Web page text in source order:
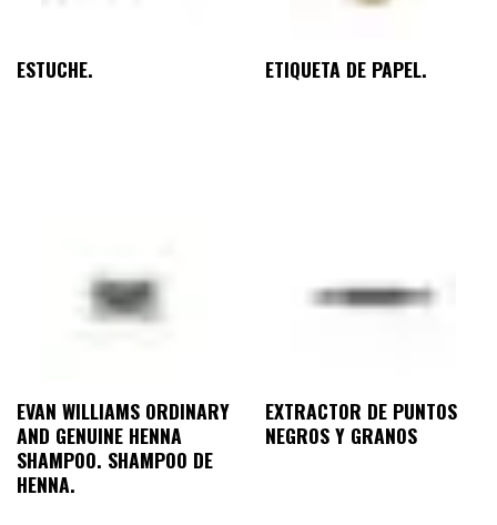
ESTUCHE. ETIQUETA DE PAPEL.
EVAN WILLIAMS ORDINARY
AND GENUINE HENNA
SHAMPOO. SHAMPOO DE
HENNA.
EXTRACTOR DE PUNTOS
NEGROS Y GRANOS